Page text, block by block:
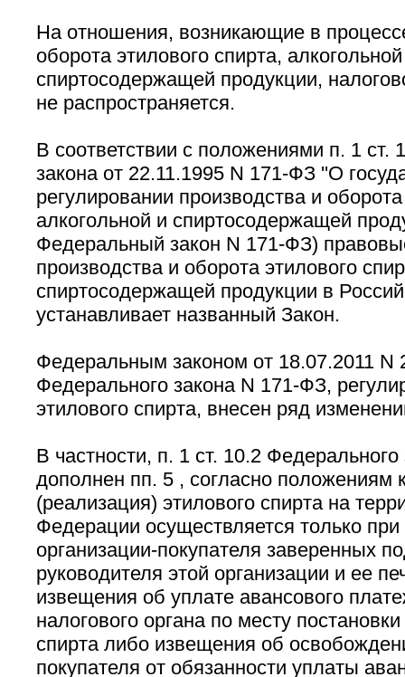
На отношения, возникающие в
оборота этилового спирта,
спиртосодержащей продукции,
не распространяется.
В соответствии с положениями п. 1 ст.
закона от 22.11.1995 N 171-ФЗ ''О
регулировании производства и
алкогольной и спиртосодержащей
Федеральный закон N 171-ФЗ)
производства и оборота этилового
спиртосодержащей продукции в
устанавливает названный Закон.
Федеральным законом от 18.07.2011
Федерального закона N 171-ФЗ,
этилового спирта, внесен ряд
В частности, п. 1 ст. 10.2
дополнен пп. 5 , согласно положениям
(реализация) этилового спирта на
Федерации осуществляется только при
организации-покупателя заверенных
руководителя этой организации и ее
извещения об уплате авансового
налогового органа по месту
спирта либо извещения об
покупателя от обязанности уплаты